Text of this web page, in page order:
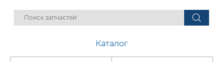
Каталог